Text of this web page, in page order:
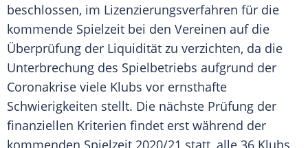
beschlossen, im Lizenzierungsverfahren für die
kommende Spielzeit bei den Vereinen auf die
Überprüfung der Liquidität zu verzichten, da die
Unterbrechung des Spielbetriebs aufgrund der
Coronakrise viele Klubs vor ernsthafte
Schwierigkeiten stellt. Die nächste Prüfung der
finanziellen Kriterien findet erst während der